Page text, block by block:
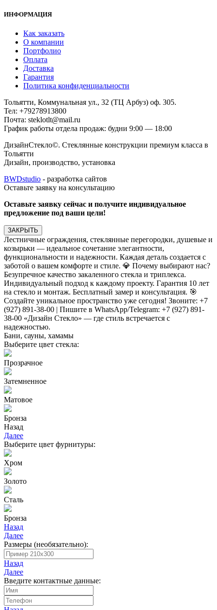
ИНФОРМАЦИЯ
Как заказать
О компании
Портфолио
Оплата
Доставка
Гарантия
Политика конфиденциальности
Тольятти, Коммунальная ул., 32 (ТЦ Арбуз) оф. 305.
Тел: +79278913800
Почта: steklotlt@mail.ru
График работы отдела продаж: будни 9:00 — 18:00
ДизайнСтекло©. Стеклянные конструкции премиум класса в
Тольятти
Дизайн, производство, установка
BWDstudio - разработка сайтов
Оставьте заявку на консультацию
Оставьте заявку сейчас и получите индивидуальное
предложение под ваши цели!
ЗАКРЫТЬ
Лестничные ограждения, стеклянные перегородки, душевые и
козырьки — идеальное сочетание элегантности,
функциональности и надежности. Каждая деталь создается с
заботой о вашем комфорте и стиле. 💎 Почему выбирают нас?
Безупречное качество закаленного стекла и триплекса.
Индивидуальный подход к каждому проекту. Гарантия 10 лет
на стекло и монтаж. Бесплатный замер и консультация. 🎯
Создайте уникальное пространство уже сегодня! Звоните: +7
(927) 891-38-00 | Пишите в WhatsApp/Telegram: +7 (927) 891-
38-00 «Дизайн Стекло» — где стиль встречается с
надежностью.
Бани, сауны, хамамы
Выберите цвет стекла:
Прозрачное
Затемненное
Матовое
Бронза
Назад
Далее
Выберите цвет фурнитуры:
Хром
Золото
Сталь
Бронза
Назад
Далее
Размеры (необязательно):
Назад
Далее
Введите контактные данные: